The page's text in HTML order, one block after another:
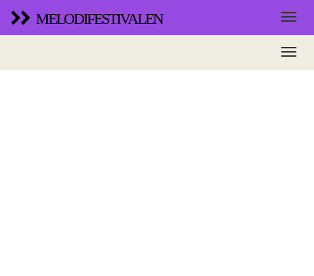
MELODIFESTIVALEN